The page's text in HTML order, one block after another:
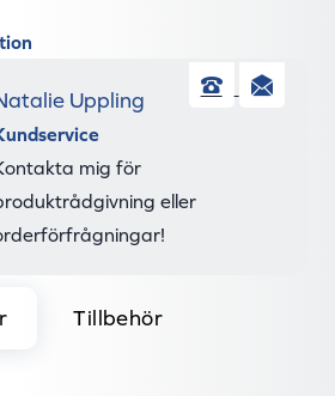
Telefon
Uppling
mig för
eller
Tillbehör